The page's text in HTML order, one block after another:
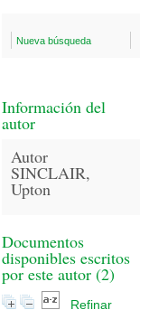
Nueva búsqueda
Información del
autor
Autor
SINCLAIR,
Upton
Documentos
disponibles escritos
por este autor (2)
Refinar